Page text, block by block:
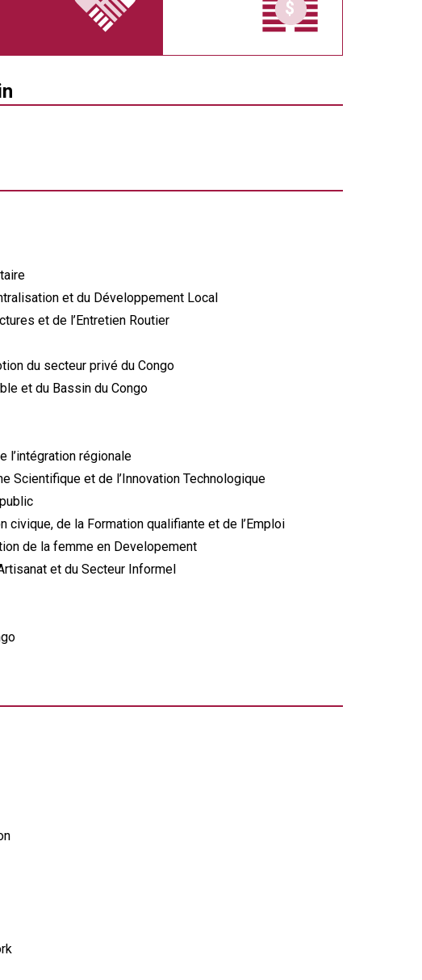
et du Développement Local
et de l’Entretien Routier
du secteur privé du Congo
et du Bassin du Congo
l’intégration régionale
Scientifique et de l’Innovation Technologique
de la Formation qualifiante et de l’Emploi
de la femme en Developement
et du Secteur Informel